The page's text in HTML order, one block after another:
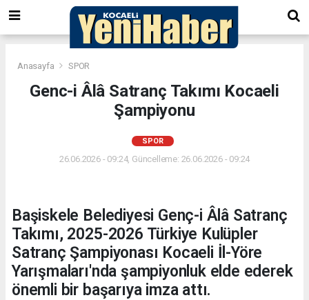
Anasayfa SPOR
Genc-i Âlâ Satranç Takımı Kocaeli
Şampiyonu
SPOR
26.06.2026 - 09:24, Güncelleme: 26.06.2026 - 09:24
Başiskele Belediyesi Genç-i Âlâ Satranç
Takımı, 2025-2026 Türkiye Kulüpler
Satranç Şampiyonası Kocaeli İl-Yöre
Yarışmaları'nda şampiyonluk elde ederek
önemli bir başarıya imza attı.